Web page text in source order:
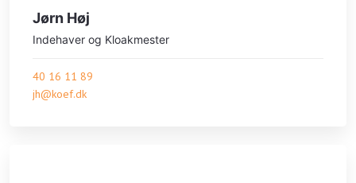
Jørn Høj
Indehaver og Kloakmester
40 16 11 89
jh@koef.dk